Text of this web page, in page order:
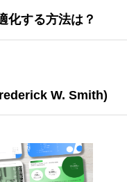
化する方法は？
W. Smith)